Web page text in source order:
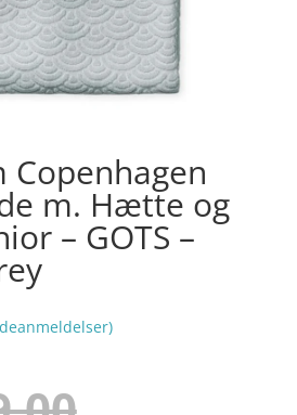
Copenhagen
m. Hætte og
– GOTS –